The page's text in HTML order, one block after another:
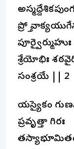
ప్రోక్తౌ
పూర్వైర్ముహుః
శ్రేయోభిః
సంశ్రయే || 2
యస్యైకం
ప్రవృత్తా గిరః